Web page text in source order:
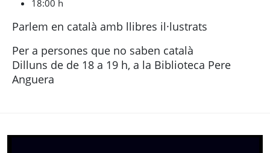
18:00 h
Parlem en català amb llibres il·lustrats
Per a persones que no saben català
Dilluns de de 18 a 19 h, a la Biblioteca Pere
Anguera